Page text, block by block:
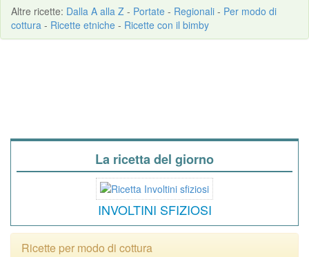
Altre ricette: Dalla A alla Z - Portate - Regionali - Per modo di
cottura - Ricette etniche - Ricette con il bimby
La ricetta del giorno
INVOLTINI SFIZIOSI
Ricette per modo di cottura